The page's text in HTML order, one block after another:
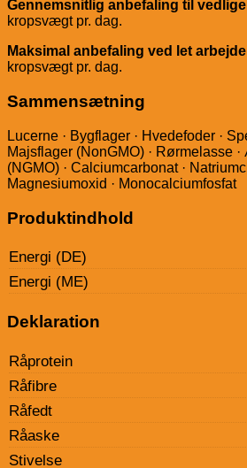
Gennemsnitlig anbefaling til
kropsvægt pr. dag.
Maksimal anbefaling ved let
kropsvægt pr. dag.
Sammensætning
Lucerne · Bygflager · Hvedefoder ·
Majsflager (NonGMO) · Rørmelasse
(NGMO) · Calciumcarbonat ·
Magnesiumoxid · Monocalciumfosfat
Produktindhold
Energi (DE)
Energi (ME)
Deklaration
Råprotein
Råfibre
Råfedt
Råaske
Stivelse